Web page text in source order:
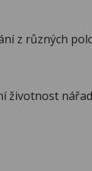
z různých
životnost